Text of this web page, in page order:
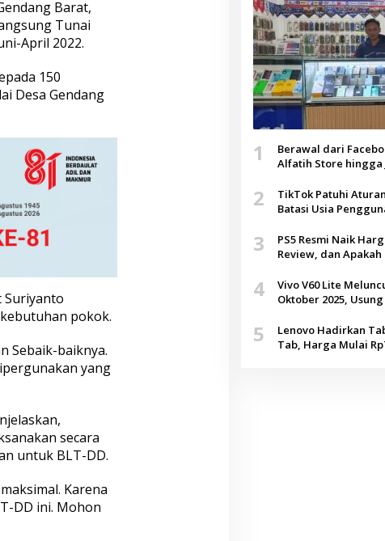
Barat,
Tunai
April 2022.
150
Desa Gendang
Suriyanto
pokok.
Sebaik-baiknya.
yang
secara
untuk BLT-DD.
Karena
DD ini. Mohon
1
Berawal dari
Alfatih Store hingga
2
TikTok Patuhi
Batasi Usia
3
PS5 Resmi Naik
Review, dan
4
Vivo V60 Lite
Oktober 2025,
5
Lenovo Hadirkan
Tab, Harga Mulai